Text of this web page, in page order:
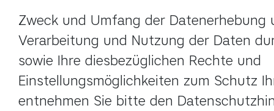
Zweck und Umfang der Datenerhebung
Verarbeitung und Nutzung der Daten
sowie Ihre diesbezüglichen Rechte und
Einstellungsmöglichkeiten zum Schutz
entnehmen Sie bitte den